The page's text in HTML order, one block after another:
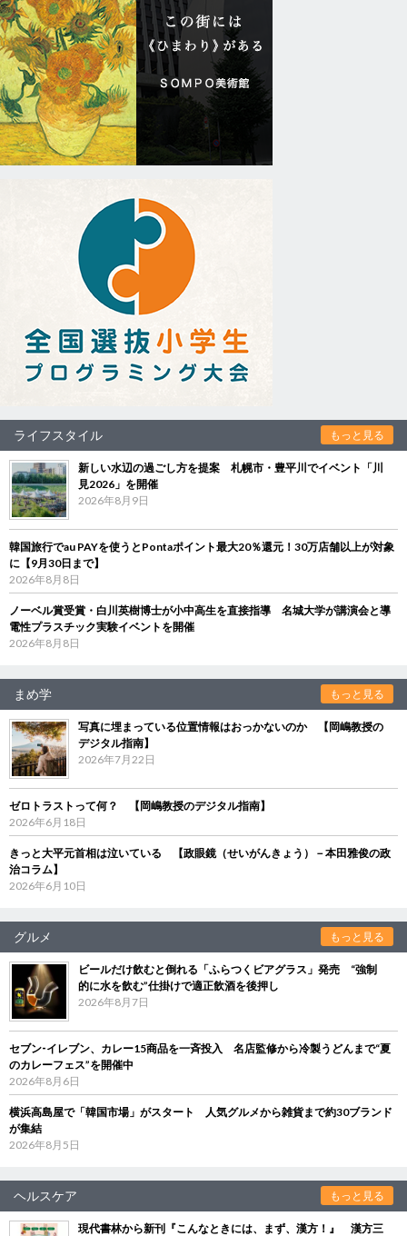
ライフスタイル もっと見る
新しい水辺の過ごし方を提案 札幌市・豊平川でイベント「川
見2026」を開催
2026年8月9日
韓国旅行でau PAYを使うとPontaポイント最大20％還元！30万店舗以上が対象
に【9月30日まで】
2026年8月8日
ノーベル賞受賞・白川英樹博士が小中高生を直接指導 名城大学が講演会と導
電性プラスチック実験イベントを開催
2026年8月8日
まめ学 もっと見る
写真に埋まっている位置情報はおっかないのか 【岡嶋教授の
デジタル指南】
2026年7月22日
ゼロトラストって何？ 【岡嶋教授のデジタル指南】
2026年6月18日
きっと大平元首相は泣いている 【政眼鏡（せいがんきょう）－本田雅俊の政
治コラム】
2026年6月10日
グルメ もっと見る
ビールだけ飲むと倒れる「ふらつくビアグラス」発売 “強制
的に水を飲む”仕掛けで適正飲酒を後押し
2026年8月7日
セブン‐イレブン、カレー15商品を一斉投入 名店監修から冷製うどんまで“夏
のカレーフェス”を開催中
2026年8月6日
横浜高島屋で「韓国市場」がスタート 人気グルメから雑貨まで約30ブランド
が集結
2026年8月5日
ヘルスケア もっと見る
現代書林から新刊『こんなときには、まず、漢方！』 漢方三